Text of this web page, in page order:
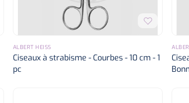
ALBERT HEISS
Ciseaux à strabisme - Courbes - 10 cm - 1
pc